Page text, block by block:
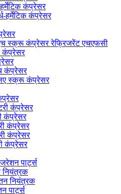
कंप्रेसर
हर्मेटिक कंप्रेसर
स्क्रू कंप्रेसर रेफ्रिजरेंट एचएफसी
कंप्रेसर
कंप्रेसर
स्क्रू कंप्रेसर
कंप्रेसर
कंप्रेसर
कंप्रेसर
कंप्रेसर
कंप्रेसर
पार्ट्स
नियंत्रक
नियंत्रक
पार्ट्स